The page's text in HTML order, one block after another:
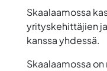
Skaalaamossa
yrityskehittäjien
kanssa yhdessä.
Skaalaamossa